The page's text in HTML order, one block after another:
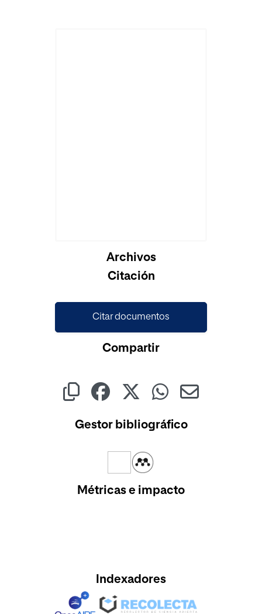
Archivos
Citación
Citar documentos
Compartir
Gestor bibliográfico
Métricas e impacto
Indexadores